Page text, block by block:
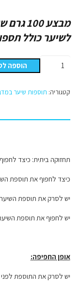
מבצע
לשיער כולל תספורת
כמות
שיער
מספר
הוספה
קטגוריה: תוספות שיער
תחזוקה ביתית: כיצד
כיצד לחפוף את תוספת
יש לסרק את תוספת
יש לחפוף את תוספת
אופן החפיפה:
יש לסרק את התוספת